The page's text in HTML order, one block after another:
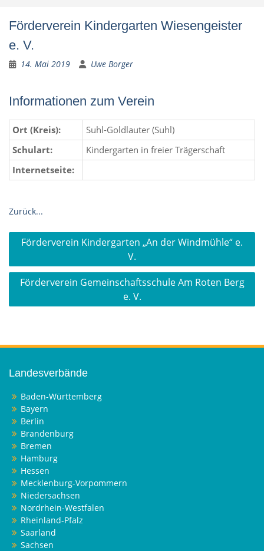
Förderverein Kindergarten Wiesengeister
e. V.
14. Mai 2019 Uwe Borger
Informationen zum Verein
Ort (Kreis):
Suhl-Goldlauter (Suhl)
Schulart:
Kindergarten in freier Trägerschaft
Internetseite:
Zurück...
Beitragsnavigation
Förderverein Kindergarten „An der Windmühle“ e.
V.
Förderverein Gemeinschaftsschule Am Roten Berg
e. V.
Landesverbände
Baden-Württemberg
Bayern
Berlin
Brandenburg
Bremen
Hamburg
Hessen
Mecklenburg-Vorpommern
Niedersachsen
Nordrhein-Westfalen
Rheinland-Pfalz
Saarland
Sachsen